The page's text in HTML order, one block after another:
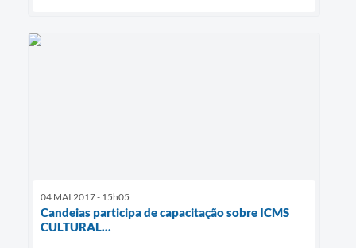
04 MAI 2017 - 15h05
Candeias participa de capacitação sobre ICMS
CULTURAL...